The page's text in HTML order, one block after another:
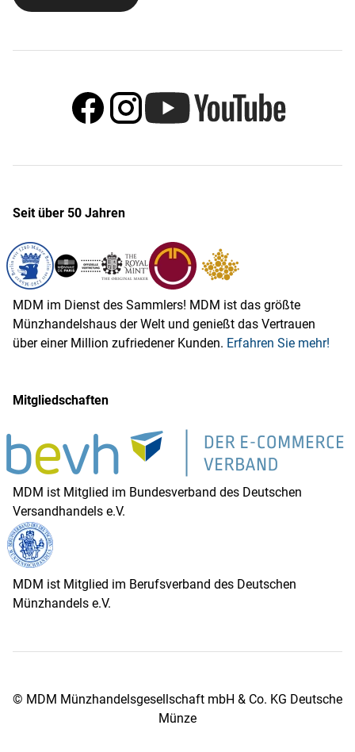
Seit über 50 Jahren
MDM im Dienst des Sammlers! MDM ist das größte
Münzhandelshaus der Welt und genießt das Vertrauen
über einer Million zufriedener Kunden. Erfahren Sie mehr!
Mitgliedschaften
MDM ist Mitglied im Bundesverband des Deutschen
Versandhandels e.V.
MDM ist Mitglied im Berufsverband des Deutschen
Münzhandels e.V.
© MDM Münzhandelsgesellschaft mbH & Co. KG Deutsche
Münze